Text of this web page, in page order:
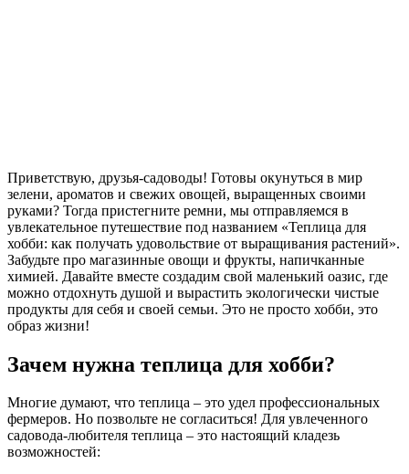
Приветствую, друзья-садоводы! Готовы окунуться в мир
зелени, ароматов и свежих овощей, выращенных своими
руками? Тогда пристегните ремни, мы отправляемся в
увлекательное путешествие под названием «Теплица для
хобби: как получать удовольствие от выращивания растений».
Забудьте про магазинные овощи и фрукты, напичканные
химией. Давайте вместе создадим свой маленький оазис, где
можно отдохнуть душой и вырастить экологически чистые
продукты для себя и своей семьи. Это не просто хобби, это
образ жизни!
Зачем нужна теплица для хобби?
Многие думают, что теплица – это удел профессиональных
фермеров. Но позвольте не согласиться! Для увлеченного
садовода-любителя теплица – это настоящий кладезь
возможностей: